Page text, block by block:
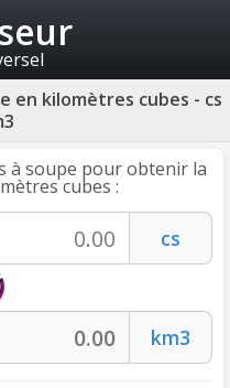
en kilomètres cubes - cs
à soupe pour obtenir la
cubes :